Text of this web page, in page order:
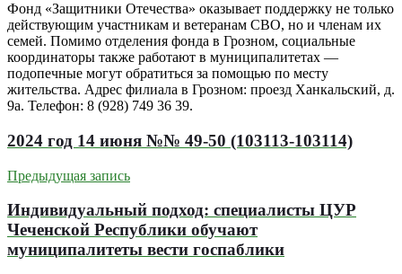
Фонд «Защитники Отечества» оказывает поддержку не только
действующим участникам и ветеранам СВО, но и членам их
семей. Помимо отделения фонда в Грозном, социальные
координаторы также работают в муниципалитетах —
подопечные могут обратиться за помощью по месту
жительства. Адрес филиала в Грозном: проезд Ханкальский, д.
9а. Телефон: 8 (928) 749 36 39.
2024 год 14 июня №№ 49-50 (103113-103114)
Предыдущая запись
Индивидуальный подход: специалисты ЦУР
Чеченской Республики обучают
муниципалитеты вести госпаблики